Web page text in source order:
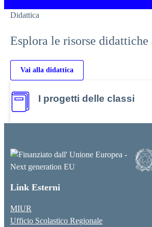
Didattica
Esplora le risorse
Vai alla didattica
I progetti delle classi
Link Esterni
MIUR
Ufficio Scolastico Regionale